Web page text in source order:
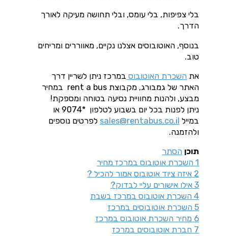
בלי צפיפות, בלי עומס, ובלי תחושה מעיקה לאורך
הדרך.
בנוסף, האוטובוסים אצלנו נקיים, מאווררים ומריחים
טוב.
את השכרת האוטובוס במרכז ניתן לשריין דרך
האתר של גמבורג, מקבוצת rent a bus במחיר
מבצע, ולהנות מחוויית נסיעה בטוחה ומספקת!
ניתן לפנות בכל יום בשבוע לטלפון *9074 או
במייל sales@rentabus.co.il לפרטים נוספים
ולהזמנה.
תוכן הסתר
1 השכרת אוטובוס במרכז מחיר
2 איזה ציוד אוטובוס אמור להכיל ?
3 אילו אישורים עליי לבדוק?
4 השכרת אוטובוס במרכז בשבת
5 השכרת אוטובוסים במרכז
6 מחיר השכרת אוטובוס במרכז
7 חברת אוטובוסים במרכז